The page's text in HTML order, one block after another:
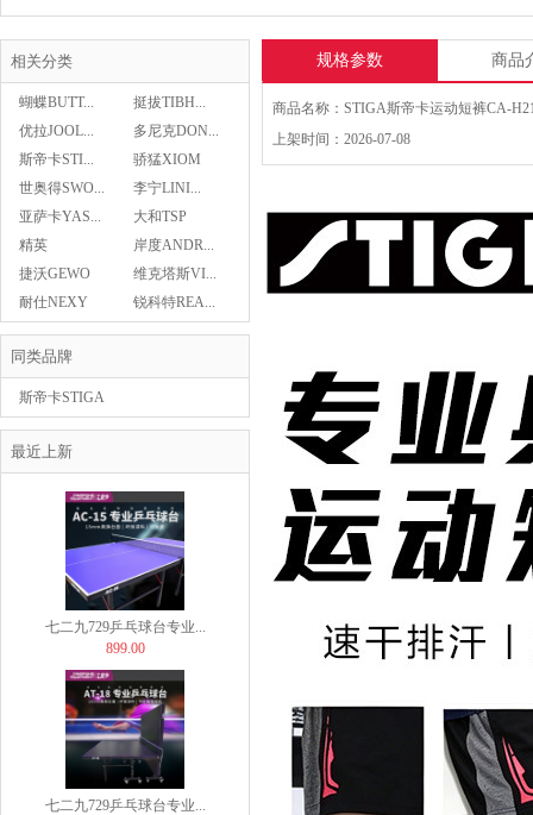
28.00
Butterfly蝴蝶乒...
相关分类
蝴蝶BUTT...
挺拔TIBH...
优拉JOOL...
多尼克DON...
斯帝卡STI...
骄猛XIOM
世奥得SWO...
李宁LINI...
亚萨卡YAS...
大和TSP
精英
岸度ANDR...
捷沃GEWO
维克塔斯VI...
耐仕NEXY
锐科特REA...
同类品牌
斯帝卡STIGA
最近上新
Asics亚瑟士乒乓球鞋...
439.00
29.00
七二九729乒乓球台专业...
899.00
七二九729乒乓球台专业...
规格参数 商品
上架时间：2026-07-08